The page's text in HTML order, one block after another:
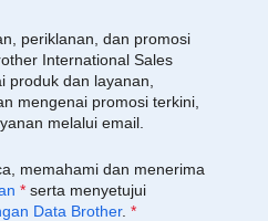
periklanan, dan promosi
International Sales
produk dan layanan,
mengenai promosi terkini,
melalui email.
memahami dan menerima
* serta menyetujui
Data Brother. *